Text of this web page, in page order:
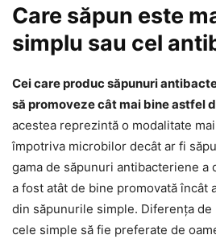
Care săpun este
simplu sau cel
Cei care produc săpunuri
să promoveze cât mai bine astfel
acestea reprezintă o modalitate
împotriva microbilor decât ar fi
gama de săpunuri antibacteriene a
a fost atât de bine promovată încât
din săpunurile simple. Diferența de
cele simple să fie preferate de